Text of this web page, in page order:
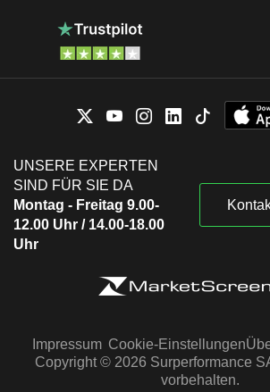
UNSERE EXPERTEN
SIND FÜR SIE DA
Montag - Freitag 9.00-
12.00 Uhr / 14.00-18.00
Uhr
Impressum Cookie-Einstellungen
Copyright © 2026 Surperformance
vorbehalten.